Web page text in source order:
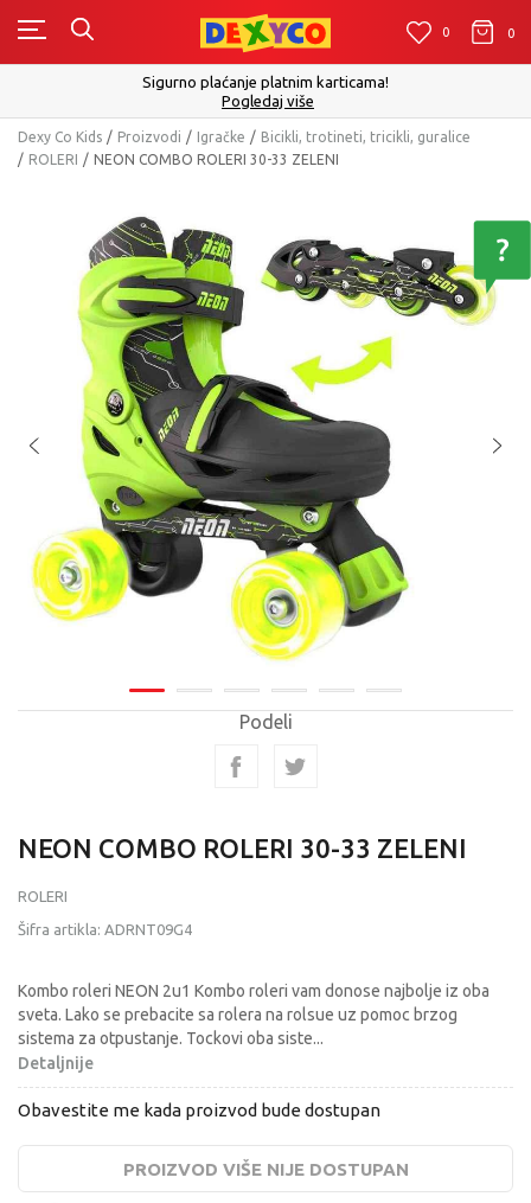
0 0
Sigurno plaćanje platnim karticama!
Pogledaj više
Dexy Co Kids Proizvodi Igračke
Bicikli, trotineti, tricikli, guralice
ROLERI
NEON COMBO ROLERI 30-33 ZELENI
Podeli
NEON COMBO ROLERI 30-33 ZELENI
ROLERI
Šifra artikla: ADRNT09G4
Kombo roleri NEON 2u1 Kombo roleri vam donose najbolje iz oba
sveta. Lako se prebacite sa rolera na rolsue uz pomoc brzog
sistema za otpustanje. Tockovi oba siste...
Detaljnije
Obavestite me kada proizvod bude dostupan
PROIZVOD VIŠE NIJE DOSTUPAN